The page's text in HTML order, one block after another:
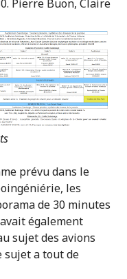
Pierre Buon, Claire
prévu dans le
les
de 30 minutes
également
sujet des avions
sujet a tout de